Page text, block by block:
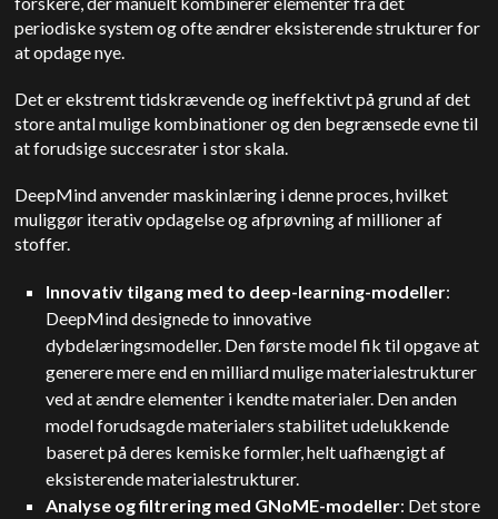
periodiske system og ofte ændrer eksisterende strukturer for
at opdage nye.
Det er ekstremt tidskrævende og ineffektivt på grund af det
store antal mulige kombinationer og den begrænsede evne til
at forudsige succesrater i stor skala.
DeepMind anvender maskinlæring i denne proces, hvilket
muliggør iterativ opdagelse og afprøvning af millioner af
stoffer.
Innovativ tilgang med to deep-learning-modeller:
DeepMind designede to innovative
dybdelæringsmodeller. Den første model fik til opgave at
generere mere end en milliard mulige materialestrukturer
ved at ændre elementer i kendte materialer. Den anden
model forudsagde materialers stabilitet udelukkende
baseret på deres kemiske formler, helt uafhængigt af
eksisterende materialestrukturer.
Analyse og filtrering med GNoME-modeller: Det store